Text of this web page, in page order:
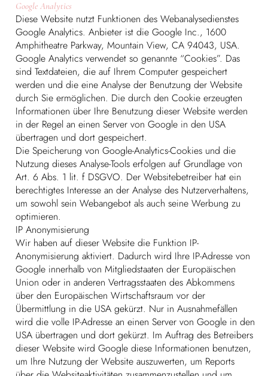
Google Analytics
Diese Website nutzt Funktionen des Webanalysedienstes
Google Analytics. Anbieter ist die Google Inc., 1600
Amphitheatre Parkway, Mountain View, CA 94043, USA.
Google Analytics verwendet so genannte “Cookies”. Das
sind Textdateien, die auf Ihrem Computer gespeichert
werden und die eine Analyse der Benutzung der Website
durch Sie ermöglichen. Die durch den Cookie erzeugten
Informationen über Ihre Benutzung dieser Website werden
in der Regel an einen Server von Google in den USA
übertragen und dort gespeichert.
Die Speicherung von Google-Analytics-Cookies und die
Nutzung dieses Analyse-Tools erfolgen auf Grundlage von
Art. 6 Abs. 1 lit. f DSGVO. Der Websitebetreiber hat ein
berechtigtes Interesse an der Analyse des Nutzerverhaltens,
um sowohl sein Webangebot als auch seine Werbung zu
optimieren.
IP Anonymisierung
Wir haben auf dieser Website die Funktion IP-
Anonymisierung aktiviert. Dadurch wird Ihre IP-Adresse von
Google innerhalb von Mitgliedstaaten der Europäischen
Union oder in anderen Vertragsstaaten des Abkommens
über den Europäischen Wirtschaftsraum vor der
Übermittlung in die USA gekürzt. Nur in Ausnahmefällen
wird die volle IP-Adresse an einen Server von Google in den
USA übertragen und dort gekürzt. Im Auftrag des Betreibers
dieser Website wird Google diese Informationen benutzen,
um Ihre Nutzung der Website auszuwerten, um Reports